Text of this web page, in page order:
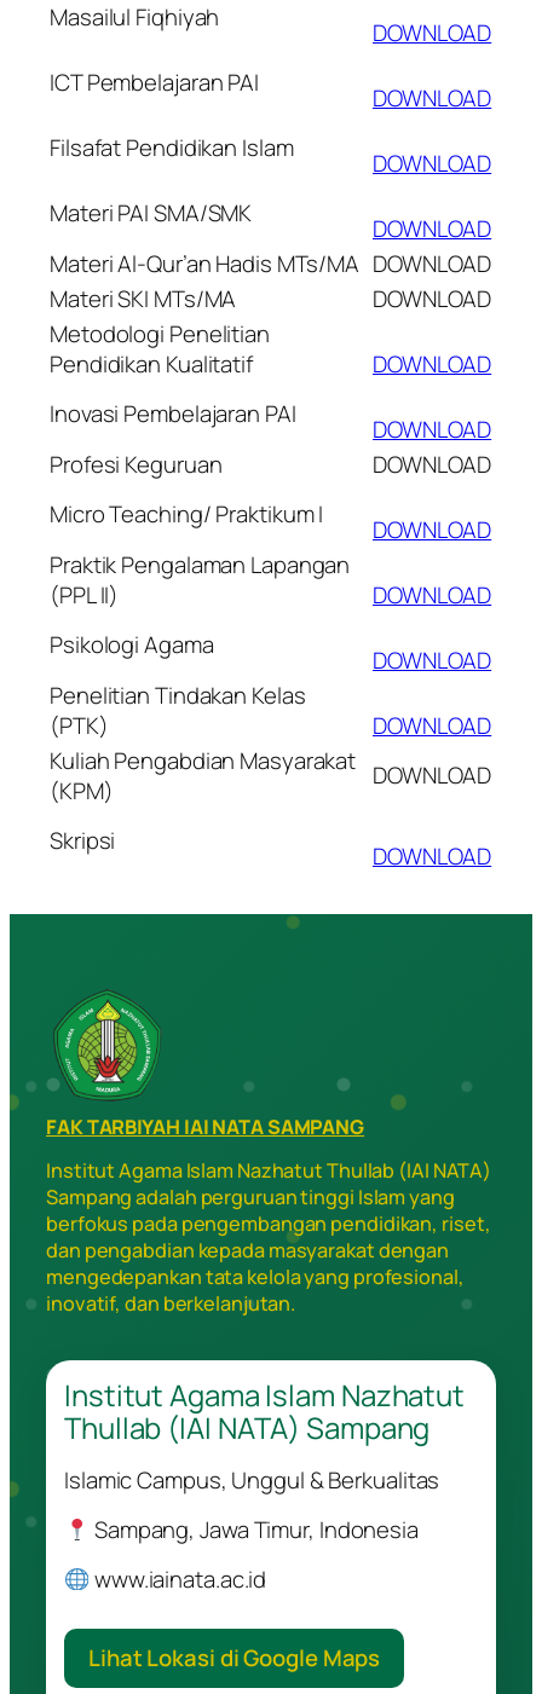
Masailul Fiqhiyah
DOWNLOAD
ICT Pembelajaran PAI
DOWNLOAD
Filsafat Pendidikan Islam
DOWNLOAD
Materi PAI SMA/SMK
DOWNLOAD
Materi Al-Qur’an Hadis MTs/MA DOWNLOAD
Materi SKI MTs/MA
DOWNLOAD
Metodologi Penelitian
Pendidikan Kualitatif
DOWNLOAD
Inovasi Pembelajaran PAI
DOWNLOAD
Profesi Keguruan
DOWNLOAD
Micro Teaching/ Praktikum I
DOWNLOAD
Praktik Pengalaman Lapangan
(PPL II)
DOWNLOAD
Psikologi Agama
DOWNLOAD
Penelitian Tindakan Kelas
(PTK)
DOWNLOAD
Kuliah Pengabdian Masyarakat
(KPM)
DOWNLOAD
Skripsi DOWNLOAD
FAK TARBIYAH IAI NATA SAMPANG
Institut Agama Islam Nazhatut Thullab (IAI NATA)
Sampang adalah perguruan tinggi Islam yang
berfokus pada pengembangan pendidikan, riset,
dan pengabdian kepada masyarakat dengan
mengedepankan tata kelola yang profesional,
inovatif, dan berkelanjutan.
Institut Agama Islam Nazhatut
Thullab (IAI NATA) Sampang
Islamic Campus, Unggul & Berkualitas
Sampang, Jawa Timur, Indonesia
www.iainata.ac.id
Lihat Lokasi di Google Maps